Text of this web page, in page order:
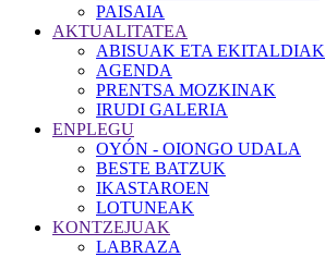
PAISAIA
AKTUALITATEA
ABISUAK ETA EKITALDIAK
AGENDA
PRENTSA MOZKINAK
IRUDI GALERIA
ENPLEGU
OYÓN - OIONGO UDALA
BESTE BATZUK
IKASTAROEN
LOTUNEAK
KONTZEJUAK
LABRAZA